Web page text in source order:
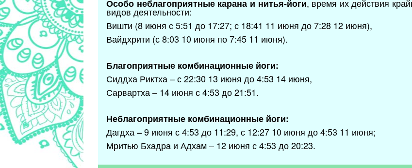
Особо неблагоприятные карана и нитья-йоги, время их действия
видов деятельности:
Вишти (8 июня с 5:51 до 17:27; с 18:41 11 июня до 7:28 12 июня),
Вайдхрити (с 8:03 10 июня по 7:45 11 июня).
Благоприятные комбинационные йоги:
Сиддха Риктха – с 22:30 13 июня до 4:53 14 июня,
Сарвартха – 14 июня с 4:53 до 21:51.
Неблагоприятные комбинационные йоги:
Дагдха – 9 июня с 4:53 до 11:29, с 12:27 10 июня до 4:53 11 июня;
Мритью Бхадра и Адхам – 12 июня с 4:53 до 20:23.